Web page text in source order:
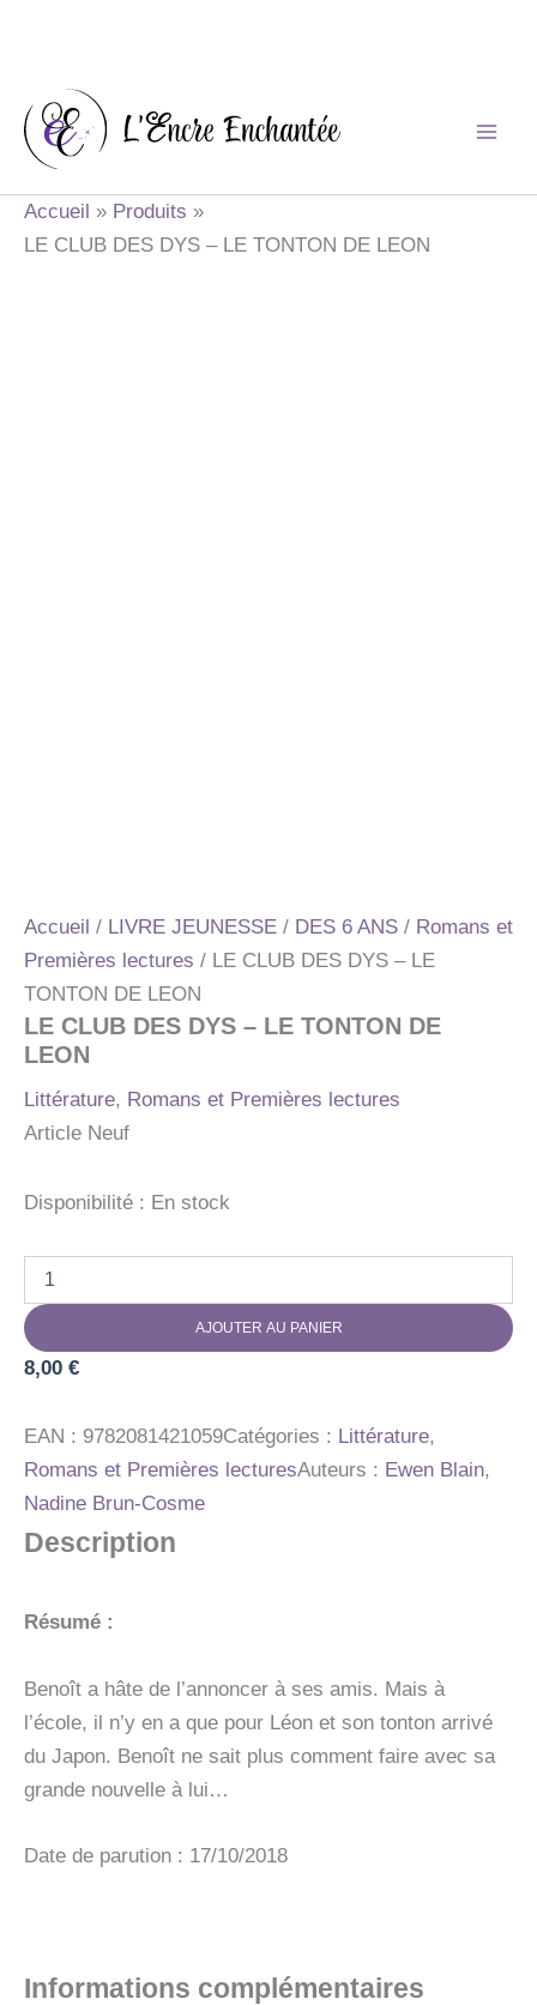
contenu
Accueil
Produits
LE CLUB DES DYS – LE TONTON DE LEON
Accueil / LIVRE JEUNESSE / DES 6 ANS / Romans et
Premières lectures / LE CLUB DES DYS – LE
TONTON DE LEON
LE CLUB DES DYS – LE TONTON DE
LEON
Littérature, Romans et Premières lectures
Article Neuf
Disponibilité : En stock
LE
CLUB
DES
LE
TONTON
DE
LEON
AJOUTER AU PANIER
8,00 €
EAN : 9782081421059Catégories : Littérature,
Romans et Premières lecturesAuteurs : Ewen Blain,
Nadine Brun-Cosme
Description
Résumé :
Benoît a hâte de l’annoncer à ses amis. Mais à
l’école, il n’y en a que pour Léon et son tonton arrivé
du Japon. Benoît ne sait plus comment faire avec sa
grande nouvelle à lui…
Date de parution : 17/10/2018
Informations complémentaires